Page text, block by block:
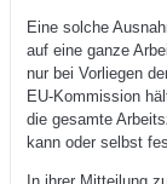
Eine solche
auf eine ganze
nur bei Vorliegen
EU-Kommission
die gesamte
kann oder selbst